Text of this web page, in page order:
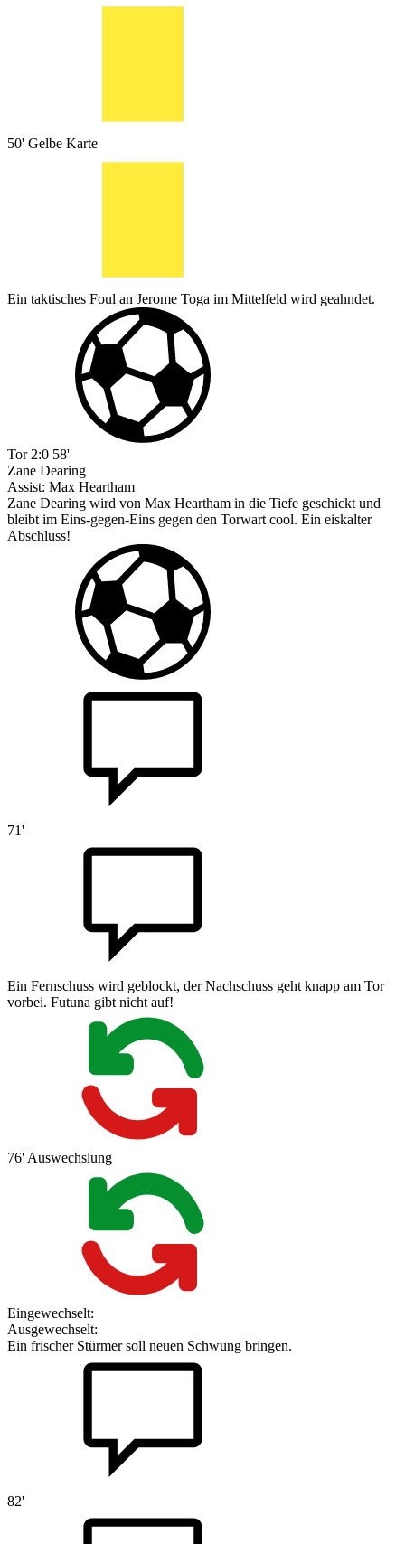
50' Gelbe Karte
Ein taktisches Foul an Jerome Toga im Mittelfeld wird geahndet.
Tor 2:0 58'
Zane Dearing
Assist: Max Heartham
Zane Dearing wird von Max Heartham in die Tiefe geschickt und
bleibt im Eins-gegen-Eins gegen den Torwart cool. Ein eiskalter
Abschluss!
71'
Ein Fernschuss wird geblockt, der Nachschuss geht knapp am Tor
vorbei. Futuna gibt nicht auf!
76' Auswechslung
Eingewechselt:
Ausgewechselt:
Ein frischer Stürmer soll neuen Schwung bringen.
82'